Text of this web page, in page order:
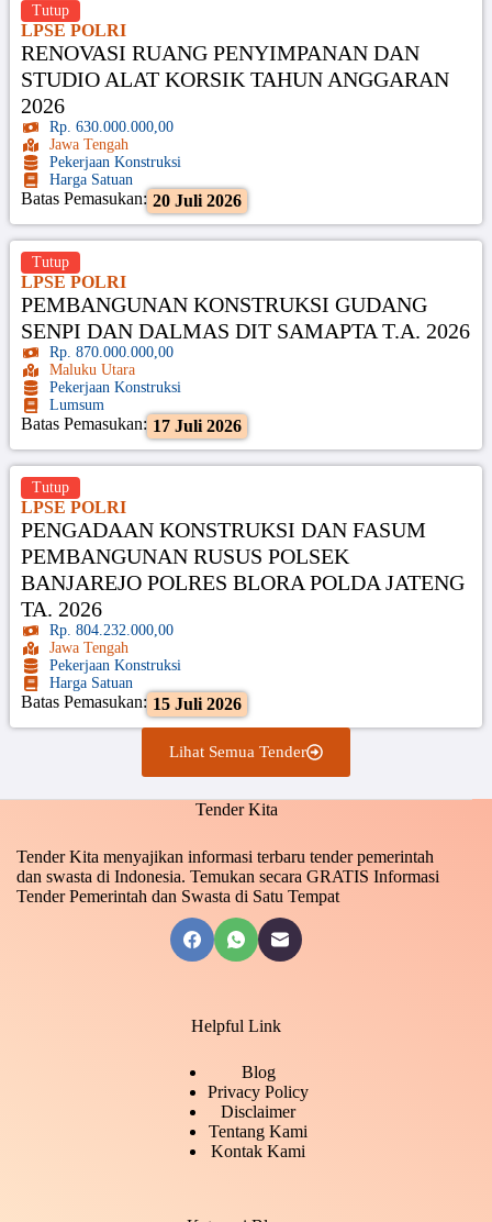
LPSE POLRI
RENOVASI RUANG PENYIMPANAN DAN
STUDIO ALAT KORSIK TAHUN ANGGARAN
2026
Rp. 630.000.000,00
Jawa Tengah
Pekerjaan Konstruksi
Harga Satuan
Batas Pemasukan: 20 Juli 2026
Tutup
LPSE POLRI
PEMBANGUNAN KONSTRUKSI GUDANG
SENPI DAN DALMAS DIT SAMAPTA T.A. 2026
Rp. 870.000.000,00
Maluku Utara
Pekerjaan Konstruksi
Lumsum
Batas Pemasukan: 17 Juli 2026
Tutup
LPSE POLRI
PENGADAAN KONSTRUKSI DAN FASUM
PEMBANGUNAN RUSUS POLSEK
BANJAREJO POLRES BLORA POLDA JATENG
TA. 2026
Rp. 804.232.000,00
Jawa Tengah
Pekerjaan Konstruksi
Harga Satuan
Batas Pemasukan: 15 Juli 2026
Tutup
Lihat Semua Tender
Tender Kita
Tender Kita menyajikan informasi terbaru tender pemerintah
dan swasta di Indonesia. Temukan secara GRATIS Informasi
Tender Pemerintah dan Swasta di Satu Tempat
Helpful Link
Blog
Privacy Policy
Disclaimer
Tentang Kami
Kontak Kami